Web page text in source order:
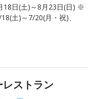
18日(土)～8月23日(日) ※
土)～7/20(月・祝)、
ストラン